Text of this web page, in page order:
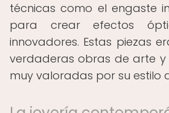
técnicas como el engaste
para crear efectos
innovadores. Estas piezas
verdaderas obras de arte
muy valoradas por su estilo